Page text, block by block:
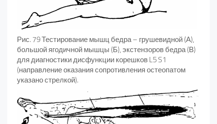
Рис. 79 Тестирование мышц бедра – грушевидной (А),
большой ягодичной мышцы (Б), экстензоров бедра (В)
для диагностики дисфункции корешков L5 S1
(направление оказания сопротивления остеопатом
указано стрелкой).